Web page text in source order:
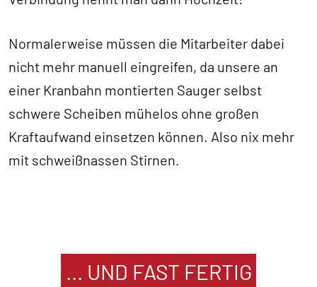
Normalerweise müssen die Mitarbeiter dabei
nicht mehr manuell eingreifen, da unsere an
einer Kranbahn montierten Sauger selbst
schwere Scheiben mühelos ohne großen
Kraftaufwand einsetzen können. Also nix mehr
mit schweißnassen Stirnen.
... UND FAST FERTIG